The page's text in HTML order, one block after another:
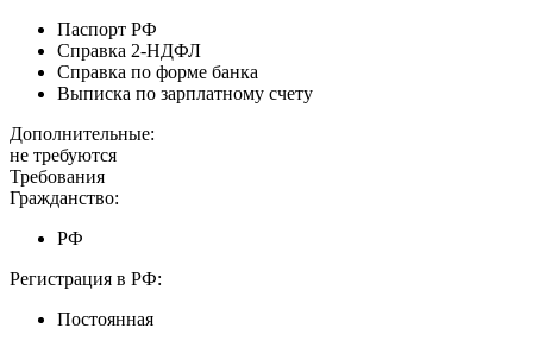
Паспорт РФ
Справка 2-НДФЛ
Справка по форме банка
Выписка по зарплатному счету
Дополнительные:
не требуются
Требования
Гражданство:
РФ
Регистрация в РФ:
Постоянная